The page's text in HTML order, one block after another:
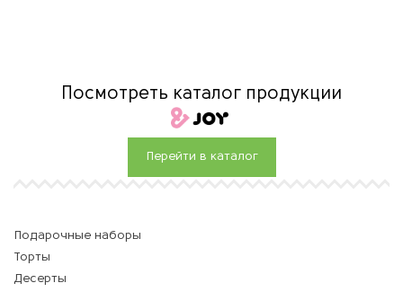
Посмотреть каталог продукции
Перейти в каталог
Подарочные наборы
Торты
Десерты